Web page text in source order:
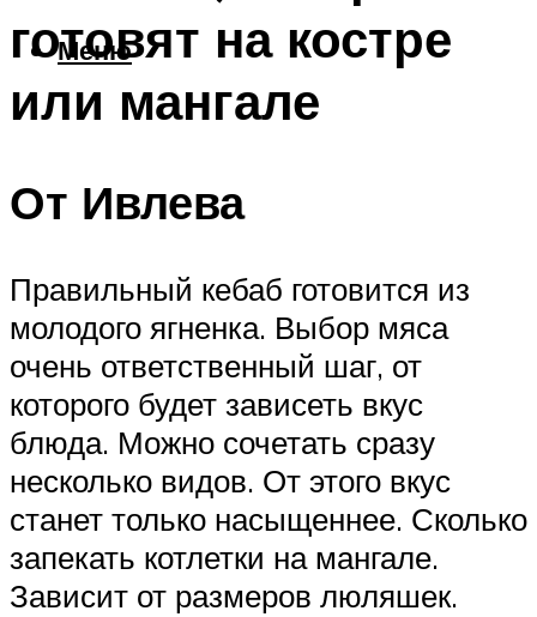
Меню
готовят на костре
или мангале
От Ивлева
Правильный кебаб готовится из
молодого ягненка. Выбор мяса
очень ответственный шаг, от
которого будет зависеть вкус
блюда. Можно сочетать сразу
несколько видов. От этого вкус
станет только насыщеннее. Сколько
запекать котлетки на мангале.
Зависит от размеров люляшек.